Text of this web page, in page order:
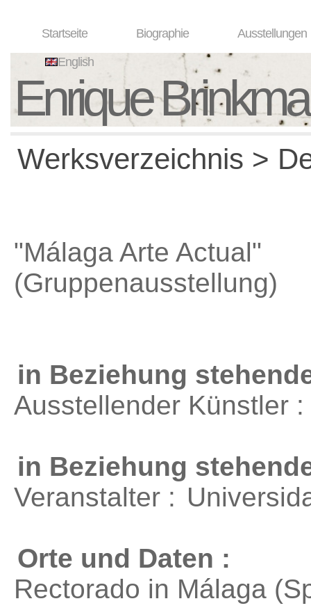
Startseite Biographie Ausstellungen
English
Enrique
Werksverzeichnis >
"Málaga Arte Actual"
(Gruppenausstellung)
in Beziehung
Ausstellender Künstler
in Beziehung
Veranstalter :
Orte und Daten :
Rectorado in Málaga